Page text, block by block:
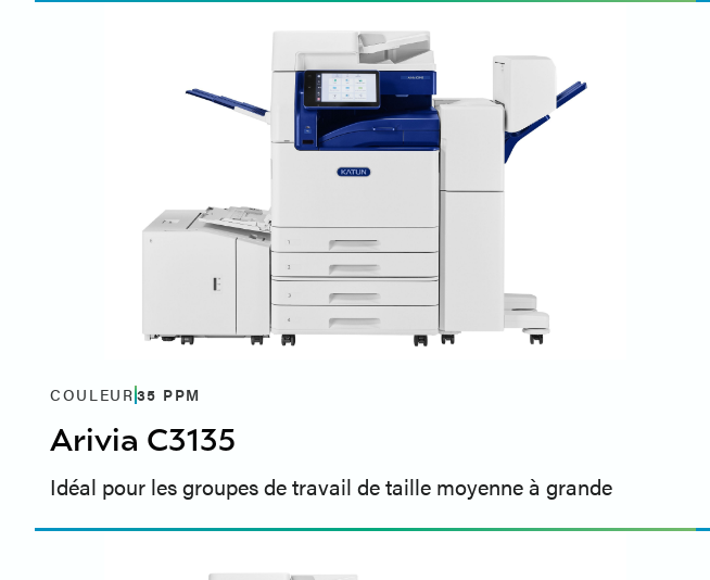
COULEUR35 PPM
Arivia C3135
Idéal pour les groupes de travail de taille moyenne à grande